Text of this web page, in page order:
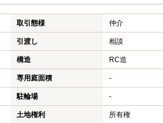
取引態様 仲介
引渡し 相談
構造 RC造
専用庭面積 -
駐輪場 -
土地権利 所有権